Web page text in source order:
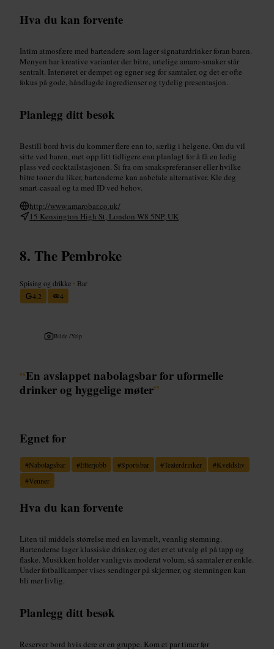
Hva du kan forvente
Intim atmosfære med bartendere som lager signaturdrinker foran baren.
Menyen har kreative varianter der bitre, urtelige amaro-smaker står
sentralt. Interiøret er dempet og egner seg for samtaler, og det er ofte
fokus på gode, håndlagde ingredienser og tydelig presentasjon.
Planlegg ditt besøk
Bestill bord hvis du kommer flere enn to, særlig i helgene. Om du vil
sitte ved baren, møt opp litt tidligere enn planlagt for å få en ledig
plass ved cocktailstasjonen. Si fra om smakspreferanser eller hvilke
bitre toner du liker, bartenderne kan anbefale alternativer. Kle deg
smart-casual og ta med ID ved behov.
http://www.amarobar.co.uk/
15 Kensington High St, London W8 5NP, UK
The Pembroke
Spising og drikke • Bar
4,2
4
Bilde /Yelp
“En avslappet nabolagsbar for uformelle
drinker og hyggelige møter”
Egnet for
#Nabolagsbar #Etterjobb #Sportsbar #Teaterdrinker #Kveldsliv
#Venner
Hva du kan forvente
Liten til middels størrelse med en lavmælt, vennlig stemning.
Bartenderne lager klassiske drinker, og det er et utvalg øl på tapp og
flaske. Musikken holder vanligvis moderat volum, så samtaler er enkle.
Under fotballkamper vises sendinger på skjermer, og stemningen kan
bli mer livlig.
Planlegg ditt besøk
Reserver bord hvis dere er en gruppe. Kom et par timer før